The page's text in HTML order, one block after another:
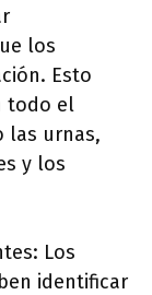
los
Esto
todo el
las urnas,
y los
Los
identificar